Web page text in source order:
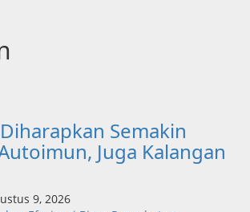
Semakin
Juga Kalangan
9, 2026